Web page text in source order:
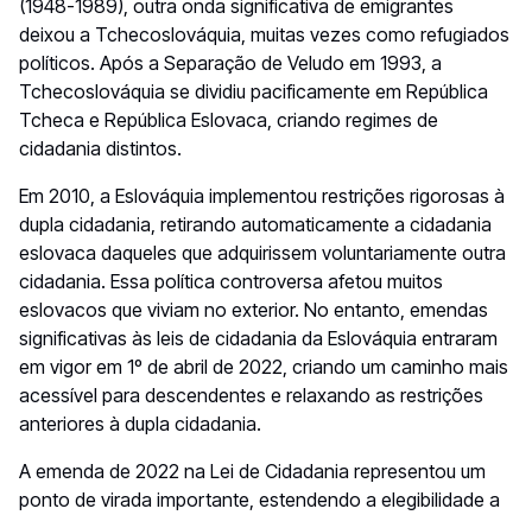
(1948-1989), outra onda significativa de emigrantes
deixou a Tchecoslováquia, muitas vezes como refugiados
políticos. Após a Separação de Veludo em 1993, a
Tchecoslováquia se dividiu pacificamente em República
Tcheca e República Eslovaca, criando regimes de
cidadania distintos.
Em 2010, a Eslováquia implementou restrições rigorosas à
dupla cidadania, retirando automaticamente a cidadania
eslovaca daqueles que adquirissem voluntariamente outra
cidadania. Essa política controversa afetou muitos
eslovacos que viviam no exterior. No entanto, emendas
significativas às leis de cidadania da Eslováquia entraram
em vigor em 1º de abril de 2022, criando um caminho mais
acessível para descendentes e relaxando as restrições
anteriores à dupla cidadania.
A emenda de 2022 na Lei de Cidadania representou um
ponto de virada importante, estendendo a elegibilidade a